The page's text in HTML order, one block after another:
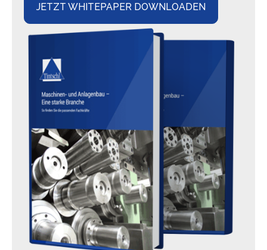
JETZT WHITEPAPER DOWNLOADEN